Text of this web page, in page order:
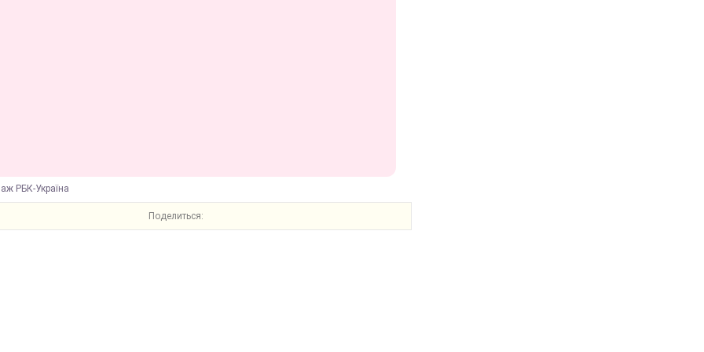
РБК-Україна
Поделиться: